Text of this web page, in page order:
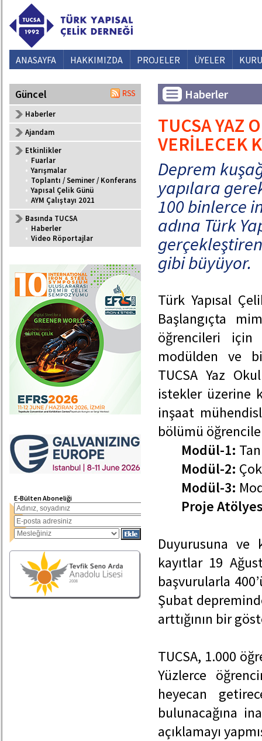
ANASAYFA HAKKIMIZDA PROJELER ÜYELER
Güncel
Haberler
Ajandam
Etkinlikler
• Fuarlar
• Yarışmalar
• Toplantı / Seminer / Konferans
• Yapısal Çelik Günü
• AYM Çalıştayı 2021
Basında TUCSA
• Haberler
• Video Röportajlar
E-Bülten Aboneliği
Haberler
TUCSA YAZ
VERİLECEK
Deprem
yapılara
100 binlerce
adına Türk
gibi büyüyor.
Türk Yapısal
Başlangıçta
öğrencileri için
modülden ve
TUCSA Yaz
istekler üzerine
inşaat
bölümü
Modül-1:
Modül-2:
Modül-3:
Proje
Duyurusuna ve
kayıtlar 19
başvurularla
Şubat
arttığının bir
TUCSA, 1.000
Yüzlerce
heyecan
bulunacağına
açıklamayı